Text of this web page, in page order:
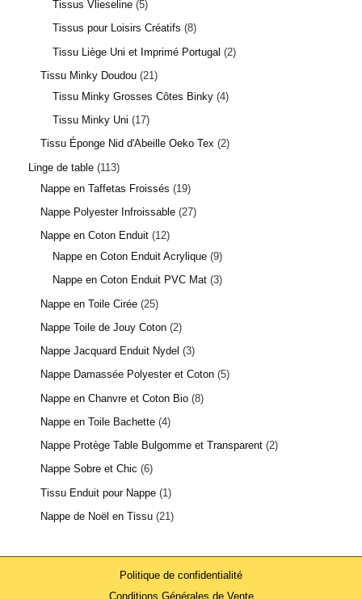
Tissus Vlieseline 5
Tissus pour Loisirs Créatifs 8
Tissu Liège Uni et Imprimé Portugal
2
Tissu Minky Doudou 21
Tissu Minky Grosses Côtes Binky 4
Tissu Minky Uni
17
Tissu Éponge Nid d'Abeille Oeko Tex 2
Linge de table 113
Nappe en Taffetas Froissés
19
Nappe Polyester Infroissable 27
Nappe en Coton Enduit 12
Nappe en Coton Enduit Acrylique 9
Nappe en Coton Enduit PVC Mat 3
Nappe en Toile Cirée 25
Nappe Toile de Jouy Coton 2
Nappe Jacquard Enduit Nydel
3
Nappe Damassée Polyester et Coton 5
Nappe en Chanvre et Coton Bio 8
Nappe en Toile Bachette 4
Nappe Protège Table Bulgomme et Transparent 2
Nappe Sobre et Chic 6
Tissu Enduit pour Nappe 1
Nappe de Noël en Tissu 21
Politique de confidentialité
Conditions Générales de Vente